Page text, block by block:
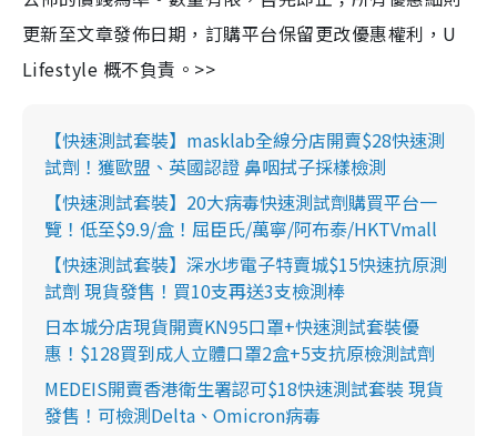
更新至文章發佈日期，訂購平台保留更改優惠權利，U
Lifestyle 概不負責。>>
【快速測試套裝】masklab全線分店開賣$28快速測
試劑！獲歐盟、英國認證 鼻咽拭子採樣檢測
【快速測試套裝】20大病毒快速測試劑購買平台一
覽！低至$9.9/盒！屈臣氏/萬寧/阿布泰/HKTVmall
【快速測試套裝】深水埗電子特賣城$15快速抗原測
試劑 現貨發售！買10支再送3支檢測棒
日本城分店現貨開賣KN95口罩+快速測試套裝優
惠！$128買到成人立體口罩2盒+5支抗原檢測試劑
MEDEIS開賣香港衛生署認可$18快速測試套裝 現貨
發售！可檢測Delta、Omicron病毒